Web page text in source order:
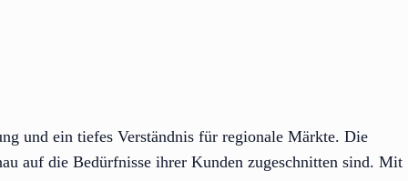
und ein tiefes Verständnis für regionale Märkte. Die
auf die Bedürfnisse ihrer Kunden zugeschnitten sind. Mit